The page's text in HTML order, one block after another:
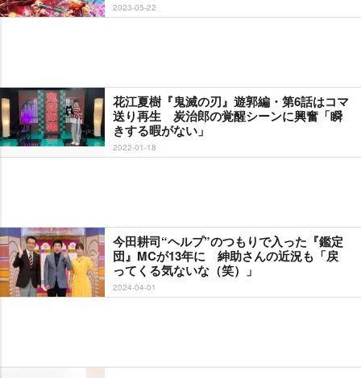
2023-05-22
花江夏樹『鬼滅の刃』遊郭編・第6話はコマ
送り再生 炭治郎の覚醒シーンに興奮「瞬
きする暇がない」
2022-01-18
今田耕司“ヘルプ”のつもりで入った『鑑定
団』MCが13年に 紳助さんの近況も「戻
ってくる気ないな（笑）」
2024-04-01